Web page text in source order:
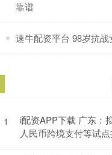
靠谱
速牛配资平台 98岁抗战
1
i配资APP下载 广东：
人民币跨境支付等试